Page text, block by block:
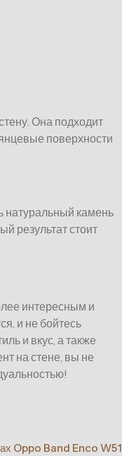
Она подходит
поверхности
натуральный камень
результат стоит
интересным и
и не бойтесь
и вкус, а также
на стене, вы не
Oppo Band Enco W51